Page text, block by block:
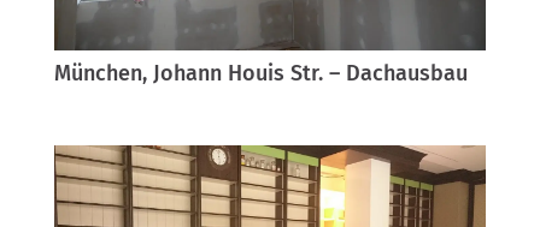
München, Johann Houis Str. – Dachausbau